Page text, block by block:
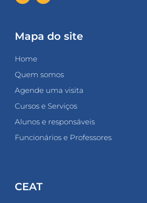
Mapa do site
Home
Quem somos
Agende uma visita
Cursos e Serviços
Alunos e responsáveis
Funcionários e Professores
CEAT